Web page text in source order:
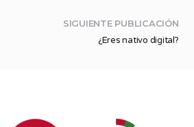
SIGUIENTE PUBLICACIÓN
¿Eres nativo digital?